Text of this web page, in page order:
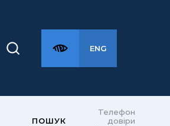
ENG
ПОШУК
Телефон
довіри